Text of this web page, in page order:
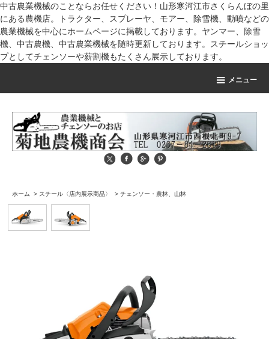
中古農業機械のことならお任せください！山形寒河江市さくらんぼの里
にある農機店。トラクター、スプレーヤ、モアー、除雪機、動噴などの
農業機械を中心にホームページに掲載しております。ヤンマー、除雪
機、中古農機、中古農業機械を随時更新しております。スチールショッ
プとしてチェンソーや薪割機もたくさん展示しております。
メニュー
ホーム > スチール〈店内展示商品〉 > チェンソー・農林、山林